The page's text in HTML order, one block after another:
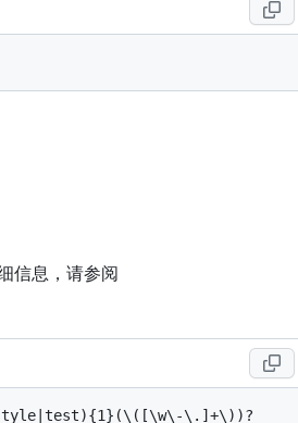
信息，请参阅
\.]+\))?